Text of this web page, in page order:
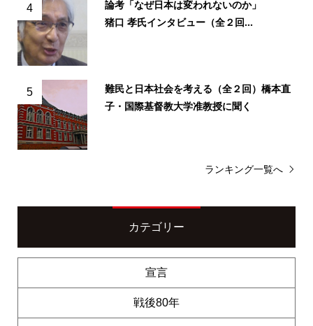
4
論考「なぜ日本は変われないのか」
猪口 孝氏インタビュー（全２回...
5
難民と日本社会を考える（全２回）橋本直
子・国際基督教大学准教授に聞く
ランキング一覧へ
カテゴリー
宣言
戦後80年